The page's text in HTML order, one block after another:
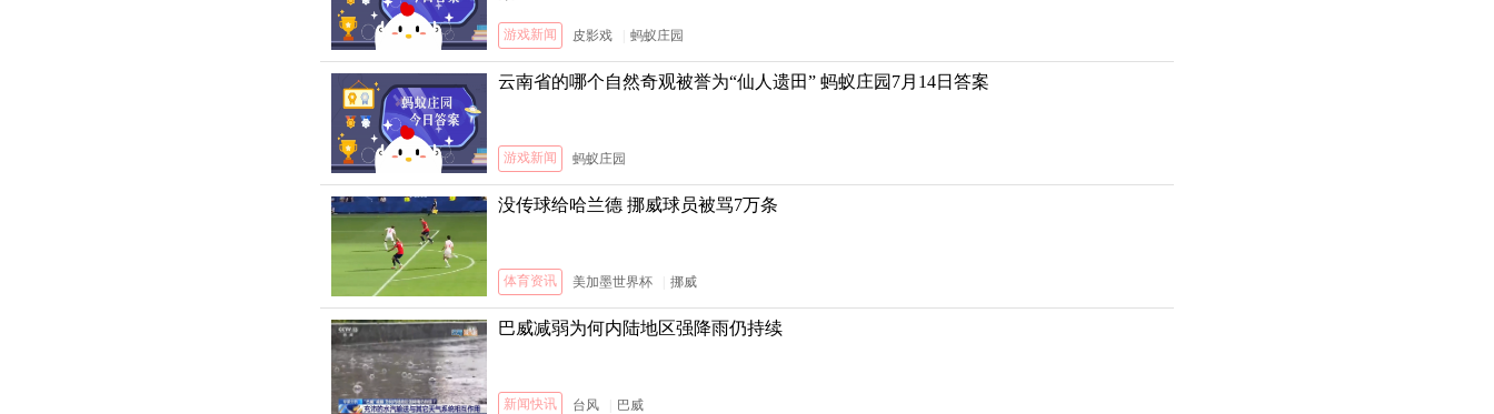
游戏新闻 皮影戏 蚂蚁庄园
云南省的哪个自然奇观被誉为“仙人遗田” 蚂蚁庄园7月14日答案
游戏新闻 蚂蚁庄园
没传球给哈兰德 挪威球员被骂7万条
体育资讯 美加墨世界杯 挪威
巴威减弱为何内陆地区强降雨仍持续
新闻快讯 台风 巴威